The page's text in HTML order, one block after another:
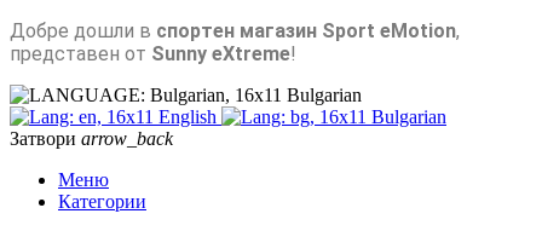
Добре дошли в спортен магазин Sport eMotion,
представен от Sunny eXtreme!
Bulgarian
English
Bulgarian
Затвори arrow_back
Меню
Категории